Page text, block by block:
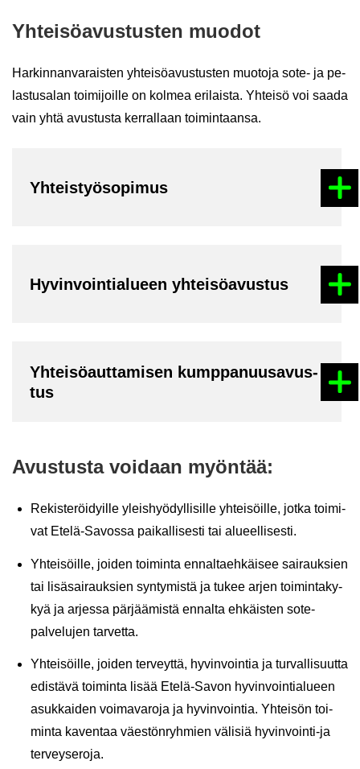
Yh­tei­sö­avus­tus­ten muo­dot
Har­kin­nan­va­rais­ten yh­tei­sö­avus­tus­ten muo­to­ja sote- ja pe­
las­tusa­lan toi­mi­joil­le on kol­mea eri­lais­ta. Yh­tei­sö voi saada
vain yhtä avus­tus­ta ker­ral­laan toi­min­taan­sa.
Yh­teis­työ­so­pi­mus
Hy­vin­voin­tia­lu­een yh­tei­sö­avus­tus
Yh­tei­sö­aut­ta­mi­sen kump­pa­nuusa­vus­
tus
Avus­tus­ta voi­daan myön­tää:
Re­kis­te­röi­dyil­le yleis­hyö­dyl­li­sil­le yh­tei­söil­le, jotka toi­mi­
vat Etelä-​Savossa pai­kal­li­ses­ti tai alu­eel­li­ses­ti.
Yh­tei­söil­le, joi­den toi­min­ta en­nal­taeh­käi­see sai­rauk­sien
tai li­sä­sai­rauk­sien syn­ty­mis­tä ja tukee arjen toi­min­ta­ky­
kyä ja ar­jes­sa pär­jää­mis­tä en­nal­ta eh­käis­ten sote-​
palvelujen tar­vet­ta.
Yh­tei­söil­le, joi­den ter­veyt­tä, hy­vin­voin­tia ja tur­val­li­suut­ta
edis­tä­vä toi­min­ta lisää Etelä-​Savon hy­vin­voin­tia­lu­een
asuk­kai­den voi­ma­va­ro­ja ja hy­vin­voin­tia. Yh­tei­sön toi­
min­ta ka­ven­taa väes­tön­ryh­mien vä­li­siä hyvinvointi-​ja
ter­vey­se­ro­ja.